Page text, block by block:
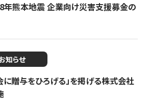
8年熊本地震 企業向け災害支援募金の
知らせ
に贈与をひろげる」を掲げる株式会社